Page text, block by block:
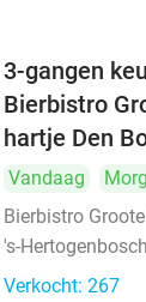
3-gangen
Bierbistro
hartje Den
Vandaag
Bierbistro
's-Hertogenbosch
Verkocht: 267